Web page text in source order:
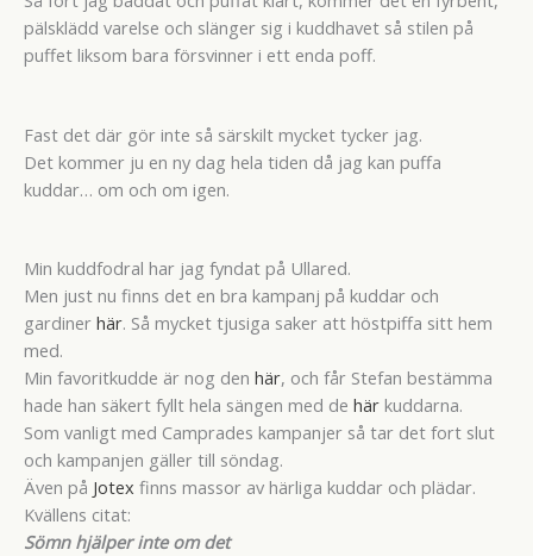
pälsklädd varelse och slänger sig i kuddhavet så stilen på
puffet liksom bara försvinner i ett enda poff.
Fast det där gör inte så särskilt mycket tycker jag.
Det kommer ju en ny dag hela tiden då jag kan puffa
kuddar… om och om igen.
Min kuddfodral har jag fyndat på Ullared.
Men just nu finns det en bra kampanj på kuddar och
gardiner här. Så mycket tjusiga saker att höstpiffa sitt hem
med.
Min favoritkudde är nog den här, och får Stefan bestämma
hade han säkert fyllt hela sängen med de här kuddarna.
Som vanligt med Camprades kampanjer så tar det fort slut
och kampanjen gäller till söndag.
Även på Jotex finns massor av härliga kuddar och plädar.
Kvällens citat:
Sömn hjälper inte om det